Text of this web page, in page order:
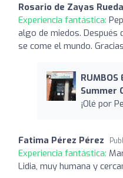
Rosario de Zayas Rueda
Experiencia fantástica:
algo de miedos. Después
se come el mundo.
Summer
¡Olé por
Fatima Pérez Pérez
Experiencia fantástica:
Lidia, muy humana y